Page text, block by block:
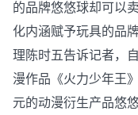
的品牌悠悠球却可以
化内涵赋予玩具的品
理陈时五告诉记者，
漫作品《火力少年王
元的动漫衍生产品悠悠